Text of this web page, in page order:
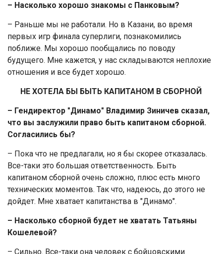
– Насколько хорошо знакомы с Панковым?
– Раньше мы не работали. Но в Казани, во время
первых игр финала суперлиги, познакомились
поближе. Мы хорошо пообщались по поводу
будущего. Мне кажется, у нас складываются неплохие
отношения и все будет хорошо.
НЕ ХОТЕЛА БЫ БЫТЬ КАПИТАНОМ В СБОРНОЙ
– Гендиректор "Динамо" Владимир Зиничев сказал,
что вы заслужили право быть капитаном сборной.
Согласились бы?
– Пока что не предлагали, но я бы скорее отказалась.
Все-таки это большая ответственность. Быть
капитаном сборной очень сложно, плюс есть много
технических моментов. Так что, надеюсь, до этого не
дойдет. Мне хватает капитанства в "Динамо".
– Насколько сборной будет не хватать Татьяны
Кошелевой?
– Сильно. Все-таки она человек с бойцовскими